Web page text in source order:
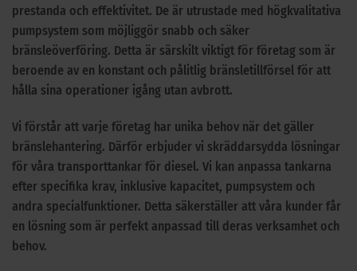
prestanda och effektivitet. De är utrustade med högkvalitativa
pumpsystem som möjliggör snabb och säker
bränsleöverföring. Detta är särskilt viktigt för företag som är
beroende av en konstant och pålitlig bränsletillförsel för att
hålla sina operationer igång utan avbrott.
Vi förstår att varje företag har unika behov när det gäller
bränslehantering. Därför erbjuder vi skräddarsydda lösningar
för våra transporttankar för diesel. Vi kan anpassa tankarna
efter specifika krav, inklusive kapacitet, pumpsystem och
andra specialfunktioner. Detta säkerställer att våra kunder får
en lösning som är perfekt anpassad till deras verksamhet och
behov.